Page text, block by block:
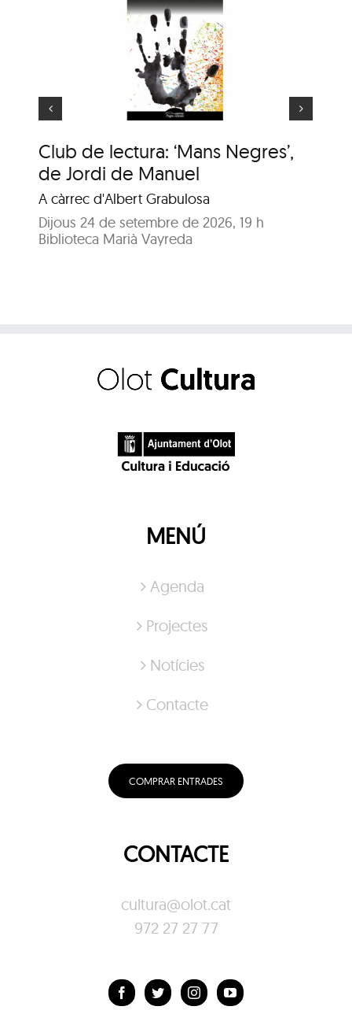
Club de lectura: ‘Mans Negres’,
de Jordi de Manuel
A càrrec d'Albert Grabulosa
Dijous 24 de setembre de 2026, 19 h
Biblioteca Marià Vayreda
Hora del conte: Deu
princesetes
MENÚ
Agenda
Projectes
Notícies
Contacte
COMPRAR ENTRADES
CONTACTE
cultura@olot.cat
972 27 27 77